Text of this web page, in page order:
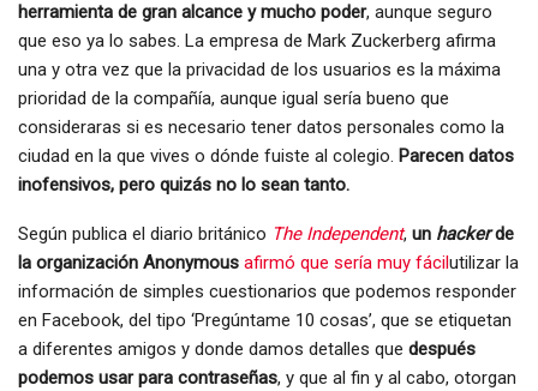
herramienta de gran alcance y mucho poder, aunque seguro
que eso ya lo sabes. La empresa de Mark Zuckerberg afirma
una y otra vez que la privacidad de los usuarios es la máxima
prioridad de la compañía, aunque igual sería bueno que
consideraras si es necesario tener datos personales como la
ciudad en la que vives o dónde fuiste al colegio. Parecen datos
inofensivos, pero quizás no lo sean tanto.
Según publica el diario británico The Independent, un hackerde
la organización Anonymous afirmó que sería muy fácilutilizar la
información de simples cuestionarios que podemos responder
en Facebook, del tipo ‘Pregúntame 10 cosas’, que se etiquetan
a diferentes amigos y donde damos detalles que después
podemos usar para contraseñas, y que al fin y al cabo, otorgan